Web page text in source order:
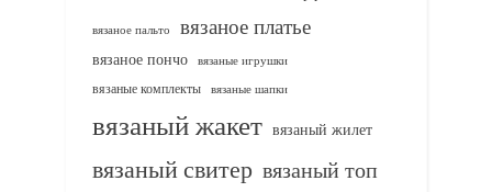
вязаное пальто вязаное платье
вязаное пончо вязаные игрушки
вязаные комплекты
вязаные шапки
вязаный жакет вязаный жилет
вязаный свитер вязаный топ